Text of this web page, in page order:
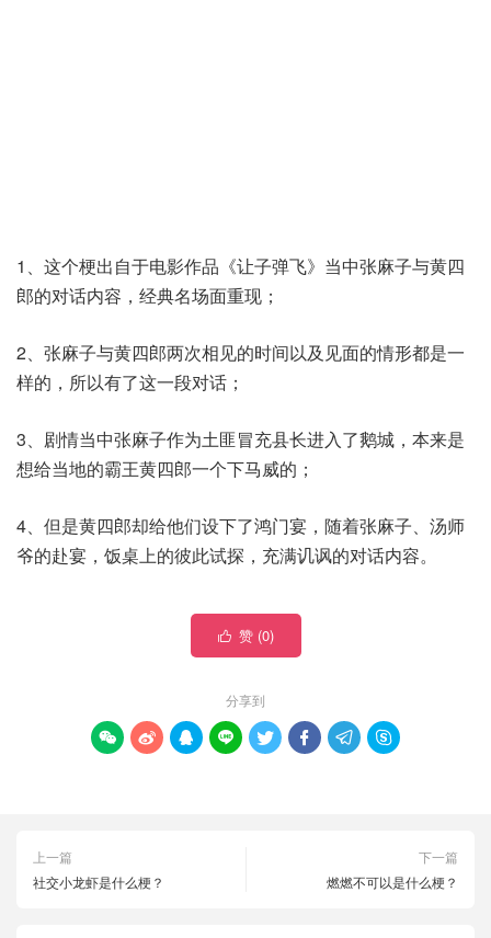
1、这个梗出自于电影作品《让子弹飞》当中张麻子与黄四
郎的对话内容，经典名场面重现；
2、张麻子与黄四郎两次相见的时间以及见面的情形都是一
样的，所以有了这一段对话；
3、剧情当中张麻子作为土匪冒充县长进入了鹅城，本来是
想给当地的霸王黄四郎一个下马威的；
4、但是黄四郎却给他们设下了鸿门宴，随着张麻子、汤师
爷的赴宴，饭桌上的彼此试探，充满讥讽的对话内容。
 赞 (0)
分享到
       
上一篇
社交小龙虾是什么梗？
下一篇
燃燃不可以是什么梗？